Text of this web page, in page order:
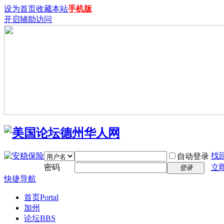
设为首页收藏本站手机版
开启辅助访问
自动登录 找
密码
登录
立
快捷导航
首页Portal
加州
论坛BBS